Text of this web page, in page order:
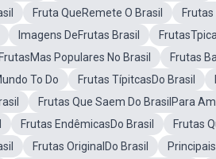
Fruta QueRemete O Brasil
Imagens DeFrutas Brasil
FrutasMas Populares No Brasil Frutas
To Do
Frutas TípitcasDo Brasil
Frutas Que Saem Do BrasilPara
Frutas EndêmicasDo Brasil Frutas
Frutas OriginalDo Brasil